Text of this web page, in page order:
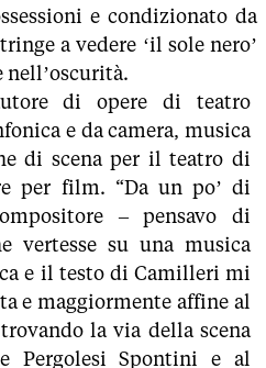
e condizionato da
a vedere ‘il sole nero’
nell’oscurità.
di opere di teatro
e da camera, musica
di scena per il teatro di
per film. “Da un po’ di
– pensavo di
vertesse su una musica
e il testo di Camilleri mi
e maggiormente affine al
la via della scena
Pergolesi Spontini e al